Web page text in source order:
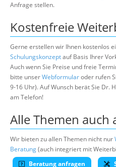
Anfrage stellen.
Kostenfreie
Gerne erstellen wir Ihnen kostenlos
Schulungskonzeptauf Basis Ihrer
Auch wenn Sie Preise und freie
bitte unserWebformularoder rufen
9-16 Uhr). Auf Wunsch berät Sie Dr.
am Telefon!
Alle Themen auch
Wir bieten zu allen Themen nicht nur
Beratung(auch integriert mit
Beratung anfragen